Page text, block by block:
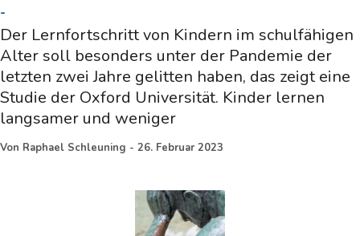
-
Der Lernfortschritt von Kindern im schulfähigen
Alter soll besonders unter der Pandemie der
letzten zwei Jahre gelitten haben, das zeigt eine
Studie der Oxford Universität. Kinder lernen
langsamer und weniger
Von Raphael Schleuning - 26. Februar 2023